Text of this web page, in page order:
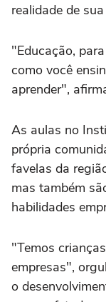
realidade de
"Educação,
como você
aprender",
As aulas no
própria
favelas da
mas também
habilidades
"Temos
empresas",
o